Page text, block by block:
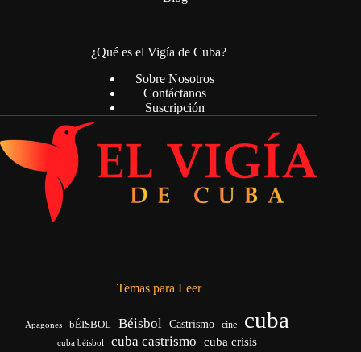
¿Qué es el Vigía de Cuba?
Sobre Nosotros
Contáctanos
Suscripción
Temas para Leer
Apagones bÉISBOL Béisbol Castrismo cine cuba
cuba béisbol cuba castrismo cuba crisis